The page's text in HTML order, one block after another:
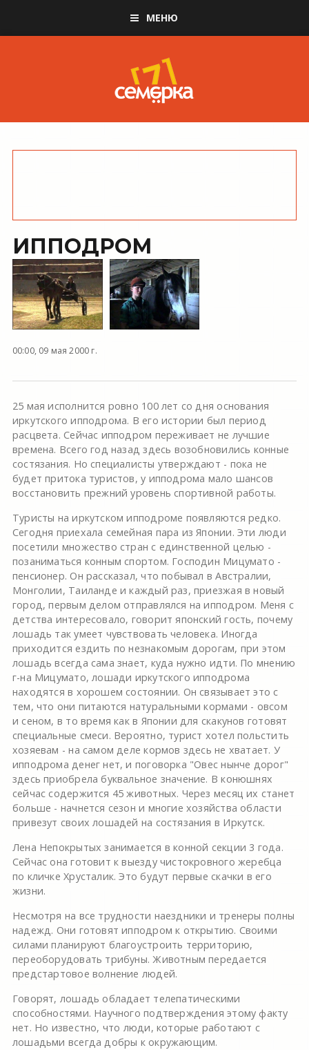
МЕНЮ
ИППОДРОМ
00:00, 09 мая 2000 г.
25 мая исполнится ровно 100 лет со дня основания
иркутского ипподрома. В его истории был период
расцвета. Сейчас ипподром переживает не лучшие
времена. Всего год назад здесь возобновились конные
состязания. Но специалисты утверждают - пока не
будет притока туристов, у ипподрома мало шансов
восстановить прежний уровень спортивной работы.
Туристы на иркутском ипподроме появляются редко.
Сегодня приехала семейная пара из Японии. Эти люди
посетили множество стран с единственной целью -
позаниматься конным спортом. Господин Мицумато -
пенсионер. Он рассказал, что побывал в Австралии,
Монголии, Таиланде и каждый раз, приезжая в новый
город, первым делом отправлялся на ипподром. Меня с
детства интересовало, говорит японский гость, почему
лошадь так умеет чувствовать человека. Иногда
приходится ездить по незнакомым дорогам, при этом
лошадь всегда сама знает, куда нужно идти. По мнению
г-на Мицумато, лошади иркутского ипподрома
находятся в хорошем состоянии. Он связывает это с
тем, что они питаются натуральными кормами - овсом
и сеном, в то время как в Японии для скакунов готовят
специальные смеси. Вероятно, турист хотел польстить
хозяевам - на самом деле кормов здесь не хватает. У
ипподрома денег нет, и поговорка "Овес нынче дорог"
здесь приобрела буквальное значение. В конюшнях
сейчас содержится 45 животных. Через месяц их станет
больше - начнется сезон и многие хозяйства области
привезут своих лошадей на состязания в Иркутск.
Лена Непокрытых занимается в конной секции 3 года.
Сейчас она готовит к выезду чистокровного жеребца
по кличке Хрусталик. Это будут первые скачки в его
жизни.
Несмотря на все трудности наездники и тренеры полны
надежд. Они готовят ипподром к открытию. Своими
силами планируют благоустроить территорию,
переоборудовать трибуны. Животным передается
предстартовое волнение людей.
Говорят, лошадь обладает телепатическими
способностями. Научного подтверждения этому факту
нет. Но известно, что люди, которые работают с
лошадьми всегда добры к окружающим.